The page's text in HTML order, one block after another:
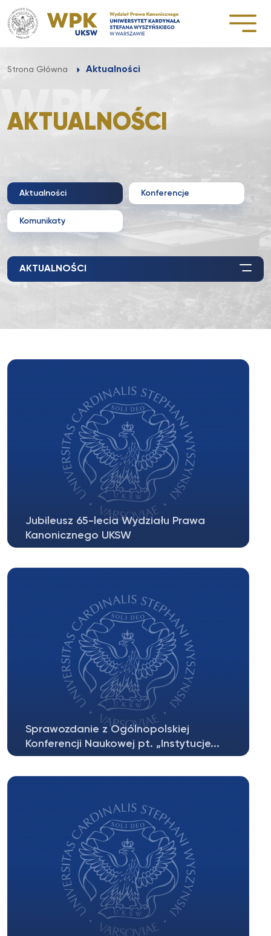
Przejdź
do
treści
Strona Główna Aktualności
AKTUALNOŚCI
Aktualności Konferencje
Komunikaty
AKTUALNOŚCI
Jubileusz 65-lecia Wydziału Prawa
Kanonicznego UKSW
powstania Wydziału Prawa Kanonicznego...
Sprawozdanie z Ogólnopolskiej
Konferencji Naukowej pt. „Instytucje...
Konferencja Naukowa pt. „Instytucje...